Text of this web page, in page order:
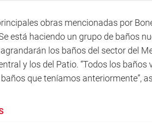
obras mencionadas por
está haciendo un grupo de baños
los baños del sector del
y los del Patio. “Todos los baños
que teníamos anteriormente”,